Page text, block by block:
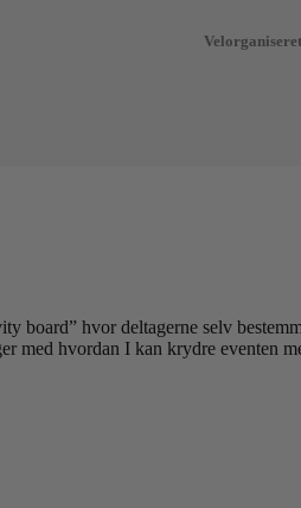
board” hvor deltagerne selv
med hvordan I kan krydre eventen